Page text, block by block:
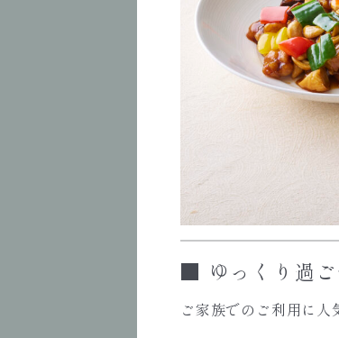
■ ゆっくり過ご
ご家族でのご利用に人